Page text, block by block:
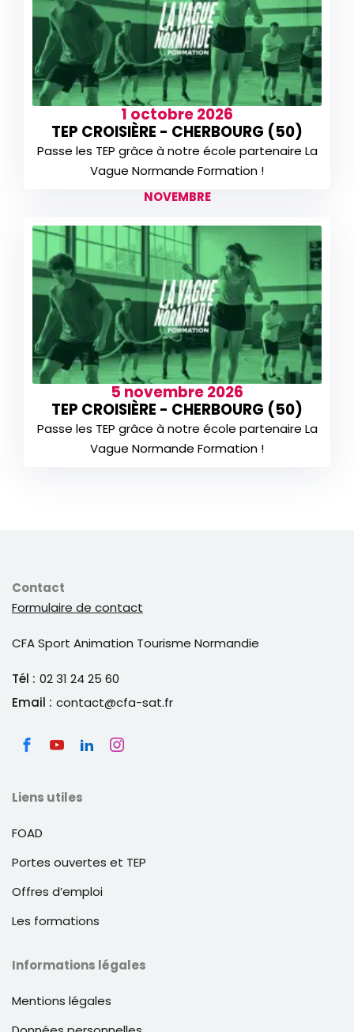
1 octobre 2026
TEP CROISIÈRE - CHERBOURG (50)
Passe les TEP grâce à notre école partenaire La
Vague Normande Formation !
NOVEMBRE
5 novembre 2026
TEP CROISIÈRE - CHERBOURG (50)
Passe les TEP grâce à notre école partenaire La
Vague Normande Formation !
Contact
Formulaire de contact
CFA Sport Animation Tourisme Normandie
Tél : 02 31 24 25 60
Email : contact@cfa-sat.fr
Liens utiles
FOAD
Portes ouvertes et TEP
Offres d’emploi
Les formations
Informations légales
Mentions légales